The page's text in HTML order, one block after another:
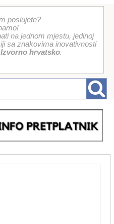
poslujete?
na jednom mjestu, jedinoj
sa znakovima inovativnosti
Izvorno hrvatsko.